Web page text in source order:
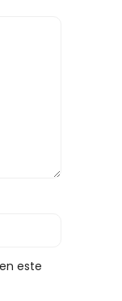
este